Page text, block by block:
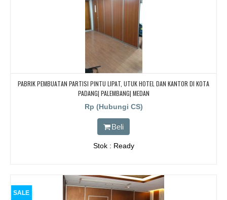
PABRIK PEMBUATAN PARTISI PINTU LIPAT, UTUK HOTEL DAN KANTOR DI KOTA
PADANG| PALEMBANG| MEDAN
Rp (Hubungi CS)
Beli
Stok : Ready
SALE